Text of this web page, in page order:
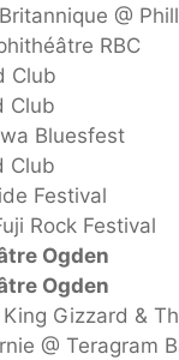
@
RBC
Club
Club
Bluesfest
Club
Festival
Rock Festival
Ogden
Ogden
Gizzard &
@ Teragram